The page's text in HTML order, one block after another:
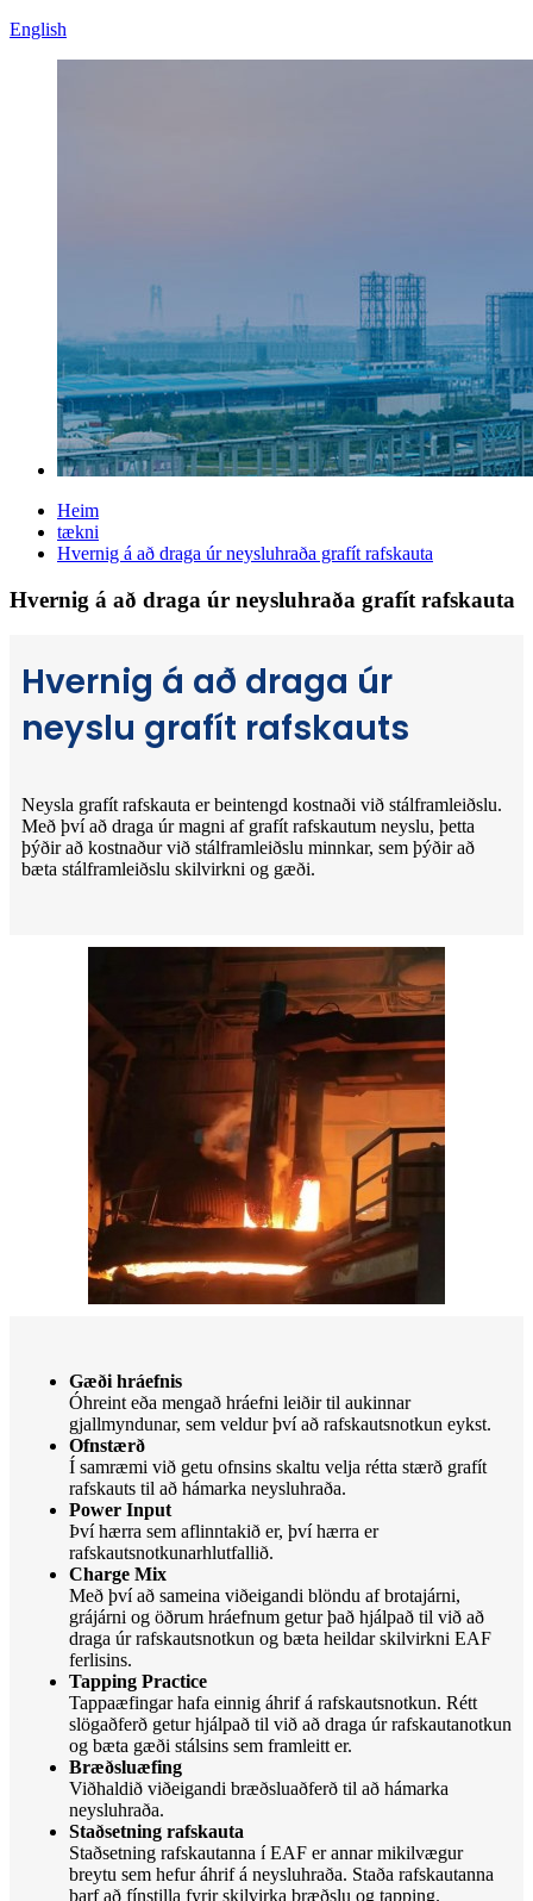
English
Heim
tækni
Hvernig á að draga úr neysluhraða grafít rafskauta
Hvernig á að draga úr neysluhraða grafít rafskauta
Hvernig á að draga úr
neyslu grafít rafskauts
Neysla grafít rafskauta er beintengd kostnaði við stálframleiðslu.
Með því að draga úr magni af grafít rafskautum neyslu, þetta
þýðir að kostnaður við stálframleiðslu minnkar, sem þýðir að
bæta stálframleiðslu skilvirkni og gæði.
Gæði hráefnis
Óhreint eða mengað hráefni leiðir til aukinnar
gjallmyndunar, sem veldur því að rafskautsnotkun eykst.
Ofnstærð
Í samræmi við getu ofnsins skaltu velja rétta stærð grafít
rafskauts til að hámarka neysluhraða.
Power Input
Því hærra sem aflinntakið er, því hærra er
rafskautsnotkunarhlutfallið.
Charge Mix
Með því að sameina viðeigandi blöndu af brotajárni,
grájárni og öðrum hráefnum getur það hjálpað til við að
draga úr rafskautsnotkun og bæta heildar skilvirkni EAF
ferlisins.
Tapping Practice
Tappaæfingar hafa einnig áhrif á rafskautsnotkun. Rétt
slögaðferð getur hjálpað til við að draga úr rafskautanotkun
og bæta gæði stálsins sem framleitt er.
Bræðsluæfing
Viðhaldið viðeigandi bræðsluaðferð til að hámarka
neysluhraða.
Staðsetning rafskauta
Staðsetning rafskautanna í EAF er annar mikilvægur
breytu sem hefur áhrif á neysluhraða. Staða rafskautanna
þarf að fínstilla fyrir skilvirka bræðslu og tapping.